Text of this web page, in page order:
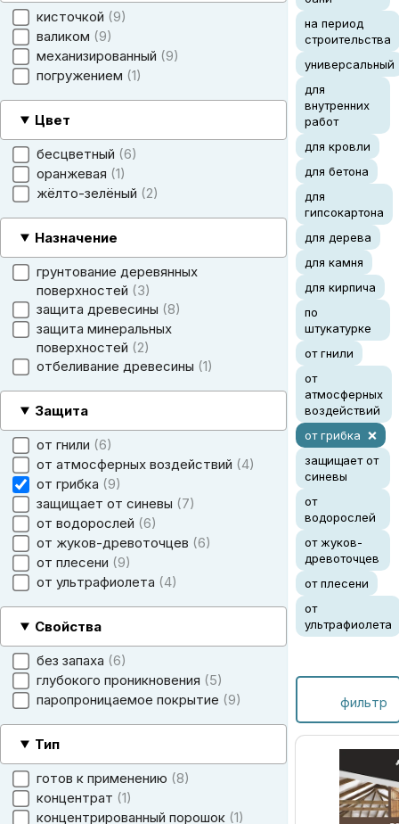
кисточкой 9
валиком 9
механизированный 9
погружением 1
Цвет
бесцветный 6
оранжевая 1
жёлто-зелёный 2
Назначение
грунтование деревянных
поверхностей
3
защита древесины
8
защита минеральных
поверхностей 2
отбеливание древесины 1
Защита
от гнили 6
от атмосферных воздействий 4
от грибка 9
защищает от синевы
7
от водорослей 6
от жуков-древоточцев 6
от плесени 9
от ультрафиолета 4
Свойства
без запаха 6
глубокого проникновения
5
паропроницаемое покрытие 9
Тип
готов к применению
8
концентрат 1
концентрированный порошок 1
на период
строительства
универсальный
для
внутренних
работ
для кровли
для бетона
для
гипсокартона
для дерева
для камня
для кирпича
по
штукатурке
от гнили
от
атмосферных
воздействий
от грибка
защищает от
синевы
от
водорослей
от жуков-
древоточцев
от плесени
от
ультрафиолета
фильтр